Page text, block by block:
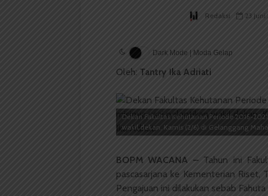
Redaksi 23 Juni
Dark Mode | Moda Gelap
Oleh: Tantry Ika Adriati
Dekan Fakultas Kehutanan Periode 2016-
wakil dekan, Kamis (2/6) di Gelanggang
BOPM WACANA –Tahun ini
pascasarjana ke Kementerian Riset,
Pengajuan ini dilakukan sebab